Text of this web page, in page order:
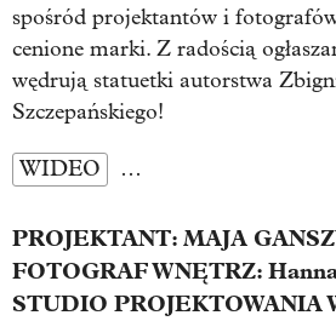
spośród projektantów i
cenione marki. Z radością
wędrują statuetki autorstwa
Szczepańskiego!
WIDEO …
PROJEKTANT: MAJA
FOTOGRAF WNĘTRZ:
STUDIO PROJEKTOWANIA